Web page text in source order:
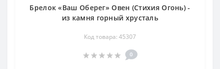
Брелок «Ваш Оберег» Овен (Стихия Огонь) -
из камня горный хрусталь
Код товара: 45307
0